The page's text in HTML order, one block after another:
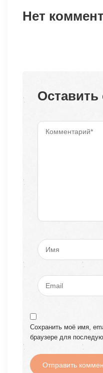
Нет
Оставить
Сохранить моё имя,
браузере для